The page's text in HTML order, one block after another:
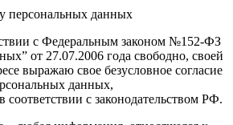
персональных данных
с Федеральным законом №152-ФЗ
от 27.07.2006 года свободно, своей
выражаю свое безусловное согласие
данных,
соответствии с законодательством РФ.